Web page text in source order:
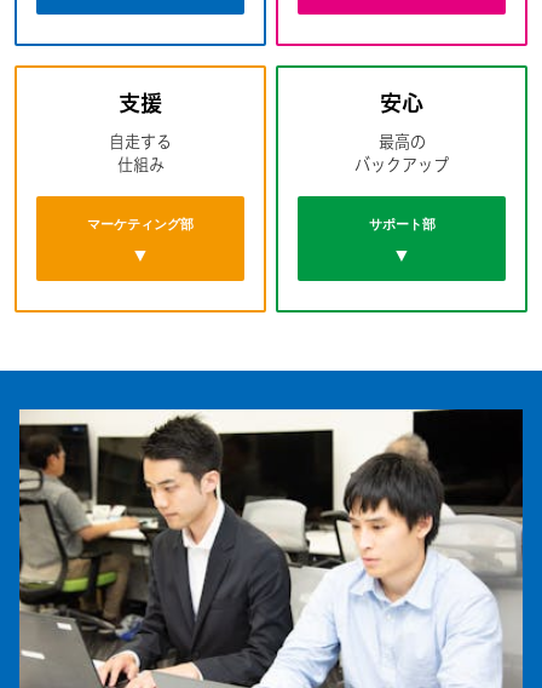
支援
自走する
仕組み
マーケティング部
▼
安心
最高の
バックアップ
サポート部
▼